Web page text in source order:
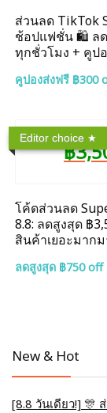
ส่วนลด TikTok
ช้อปแฟชั่น 🛍️ ลด
ทุกชั่วโมง + คูป
คูปองส่งฟรี ฿300
Editor choice
฿
โค้ดส่วนลด
8.8: ลดสูงสุด ฿
สินค้าเยอะมาก
ลดสูงสุด ฿750 off
New & Hot
[8.8 วันเดียว!] 🎊